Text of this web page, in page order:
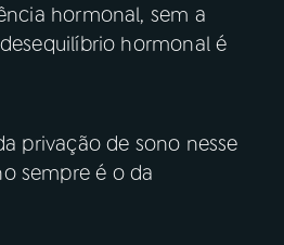
hormonal, sem a
hormonal é
privação de sono nesse
sempre é o da